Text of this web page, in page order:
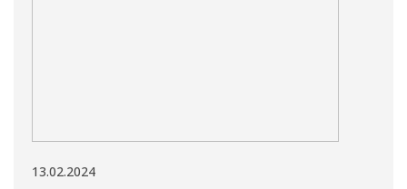
13.02.2024